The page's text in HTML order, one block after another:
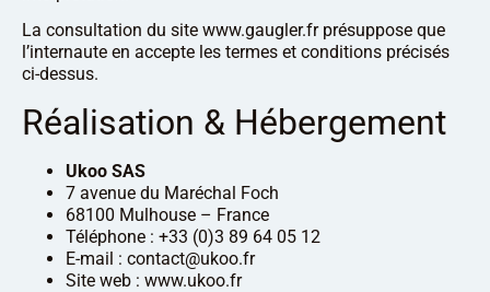
La consultation du site www.gaugler.fr présuppose que
l’internaute en accepte les termes et conditions précisés
ci-dessus.
Réalisation & Hébergement
Ukoo SAS
7 avenue du Maréchal Foch
68100 Mulhouse – France
Téléphone : +33 (0)3 89 64 05 12
E-mail : contact@ukoo.fr
Site web : www.ukoo.fr